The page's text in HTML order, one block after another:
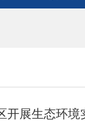
展生态环境